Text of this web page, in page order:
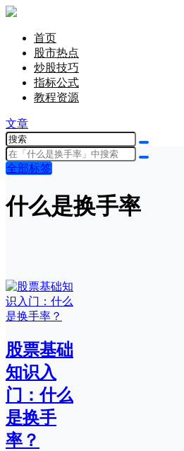
首页
股市热点
炒股技巧
指标公式
教程资源
文章
全部标签
什么是换手率
股票基础
知识入
门：什么
是换手
率？